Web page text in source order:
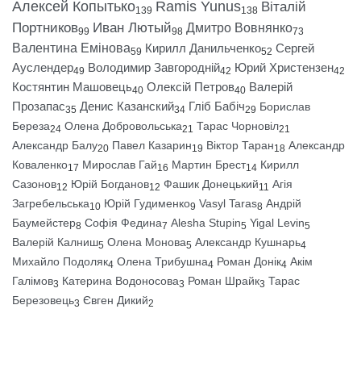
Алексей Копытько139 Ramis Yunus138 Віталій
Портников99 Иван Лютый98 Дмитро Вовнянко73
Валентина Емінова59 Кирилл Данильченко52 Сергей
Ауслендер49 Володимир Завгородній42 Юрий Христензен42
Костянтин Машовець40 Олексій Петров40 Валерій
Прозапас35 Денис Казанский34 Гліб Бабіч29 Борислав
Береза24 Олена Добровольська21 Тарас Чорновіл21
Александр Балу20 Павел Казарин19 Віктор Таран18 Александр
Коваленко17 Мирослав Гай16 Мартин Брест14 Кирилл
Сазонов12 Юрій Богданов12 Фашик Донецький11 Агія
Загребельська10 Юрій Гудименко9 Vasyl Taras8 Андрій
Баумейстер8 Софія Федина7 Alesha Stupin5 Yigal Levin5
Валерій Калниш5 Олена Монова5 Александр Кушнарь4
Михайло Подоляк4 Олена Трибушна4 Роман Донік4 Акім
Галімов3 Катерина Водоносова3 Роман Шрайк3 Тарас
Березовець3 Євген Дикий2